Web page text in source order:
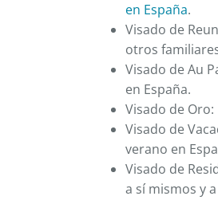
en España.
Visado de
otros
Visado de Au
en España.
Visado de
Visado de
verano en
Visado de
a sí mismos y